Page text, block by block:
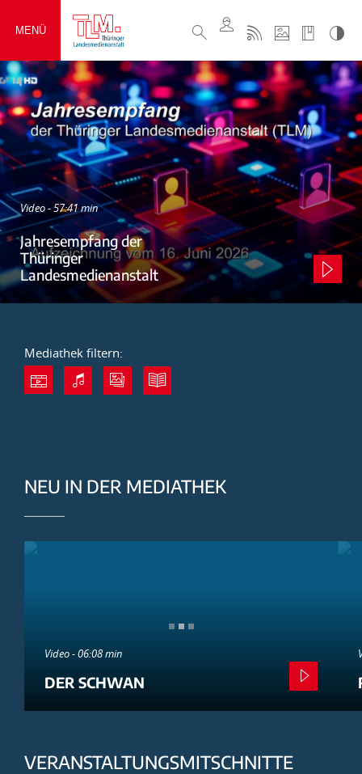
MENÜ
Video - 57:41 min
Jahresempfang der
Thüringer
Landesmedienanstalt
Mediathek filtern:
NEU IN DER MEDIATHEK
Video - 06:08 min
DER SCHWAN
VERANSTALTUNGSMITSCHNITTE